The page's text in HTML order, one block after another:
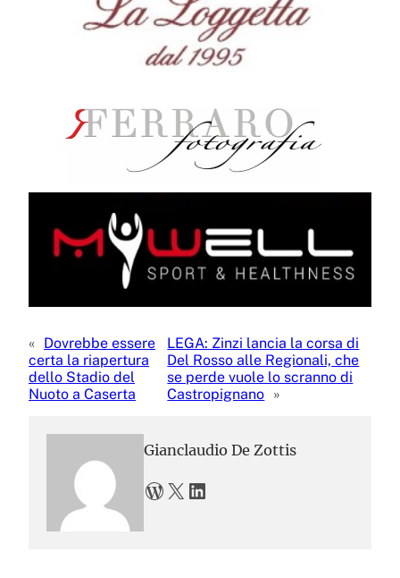
« Dovrebbe essere
certa la riapertura
dello Stadio del
Nuoto a Caserta
LEGA: Zinzi lancia la corsa di
Del Rosso alle Regionali, che
se perde vuole lo scranno di
Castropignano »
Gianclaudio De Zottis
WordPress X LinkedIn